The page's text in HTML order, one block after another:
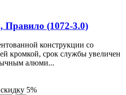
(1072-3.0)
конструкции со
кромкой, срок службы увеличен
алюми...
5%